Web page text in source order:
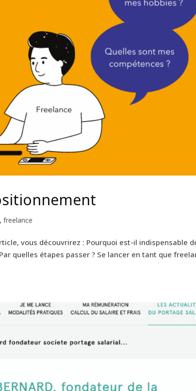
,freelance
vous découvrirez : Pourquoi est-il indispensable
quelles étapes passer ? Se lancer en tant que